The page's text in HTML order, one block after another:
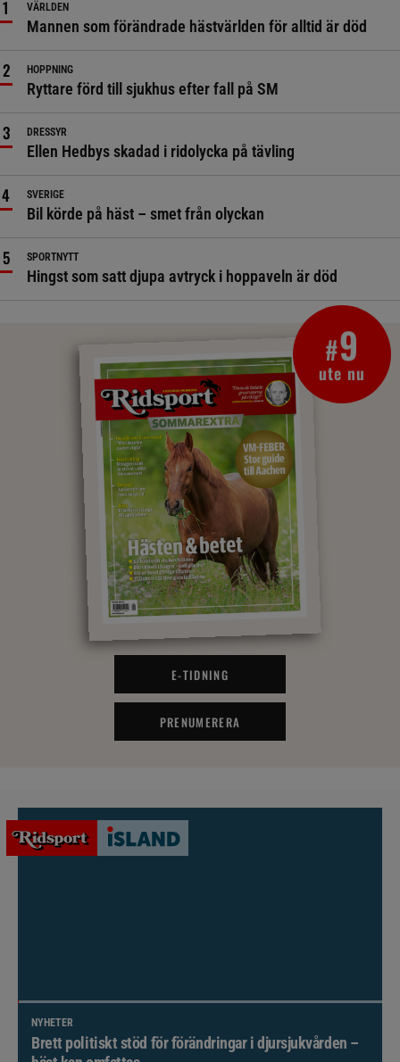
VÄRLDEN
Mannen som förändrade hästvärlden för alltid är död
HOPPNING
Ryttare förd till sjukhus efter fall på SM
DRESSYR
Ellen Hedbys skadad i ridolycka på tävling
SVERIGE
Bil körde på häst – smet från olyckan
SPORTNYTT
Hingst som satt djupa avtryck i hoppaveln är död
#9
ute nu
E-TIDNING
PRENUMERERA
NYHETER
Brett politiskt stöd för förändringar i djursjukvården –